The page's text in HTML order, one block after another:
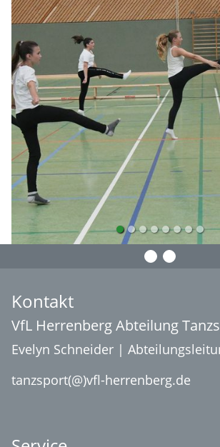
Kontakt
VfL Herrenberg Abteilung
Evelyn Schneider |
tanzsport(@)vfl-herrenberg.de